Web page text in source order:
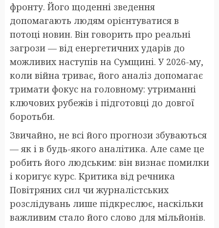
фронту. Його щоденні зведення
допомагають людям орієнтуватися в
потоці новин. Він говорить про реальні
загрози — від енергетичних ударів до
можливих наступів на Сумщині. У 2026-му,
коли війна триває, його аналіз допомагає
тримати фокус на головному: утриманні
ключових рубежів і підготовці до довгої
боротьби.
Звичайно, не всі його прогнози збуваються
— як і в будь-якого аналітика. Але саме це
робить його людським: він визнає помилки
і коригує курс. Критика від речника
Повітряних сил чи журналістських
розслідувань лише підкреслює, наскільки
важливим стало його слово для мільйонів.